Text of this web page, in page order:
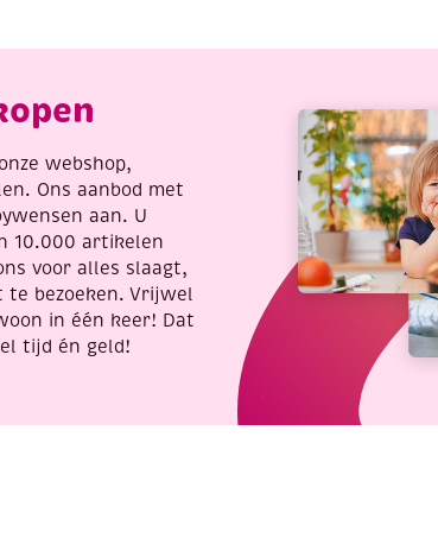
webshop,
Ons aanbod met
aan. U
10.000 artikelen
voor alles slaagt,
bezoeken. Vrijwel
in één keer! Dat
tijd én geld!